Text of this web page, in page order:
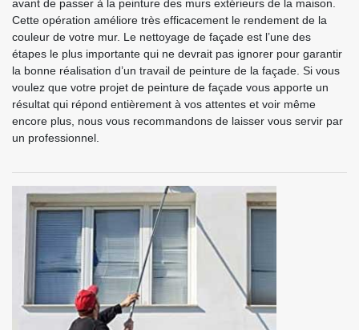
avant de passer à la peinture des murs extérieurs de la maison.
Cette opération améliore très efficacement le rendement de la
couleur de votre mur. Le nettoyage de façade est l’une des
étapes le plus importante qui ne devrait pas ignorer pour garantir
la bonne réalisation d’un travail de peinture de la façade. Si vous
voulez que votre projet de peinture de façade vous apporte un
résultat qui répond entièrement à vos attentes et voir même
encore plus, nous vous recommandons de laisser vous servir par
un professionnel.